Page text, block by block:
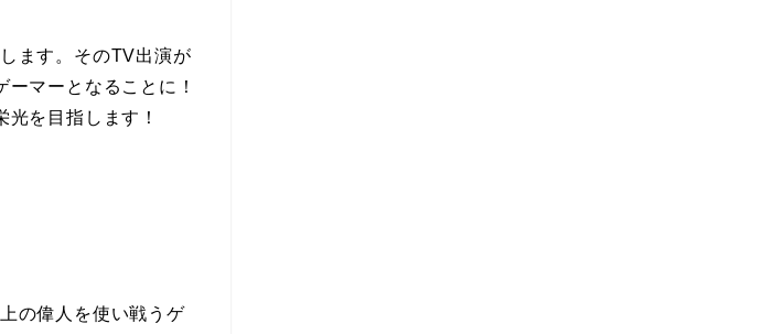
ます。そのTV出演が
マーとなることに！
を目指します！
の偉人を使い戦うゲ